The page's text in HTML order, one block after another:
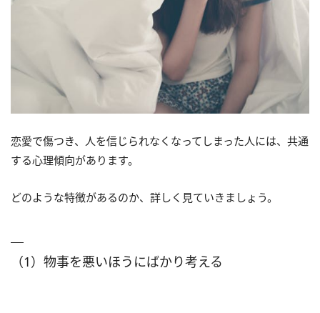
恋愛で傷つき、人を信じられなくなってしまった人には、共通
する心理傾向があります。
どのような特徴があるのか、詳しく見ていきましょう。
（1）物事を悪いほうにばかり考える